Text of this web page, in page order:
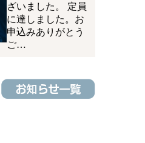
ざいました。 定員
に達しました。お
申込みありがとう
ご…